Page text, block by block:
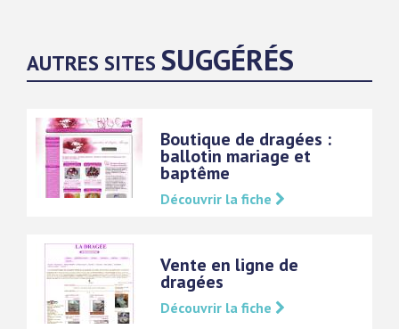
AUTRES SITES SUGGÉRÉS
Boutique de dragées :
ballotin mariage et
baptême
Découvrir la fiche
Vente en ligne de
dragées
Découvrir la fiche